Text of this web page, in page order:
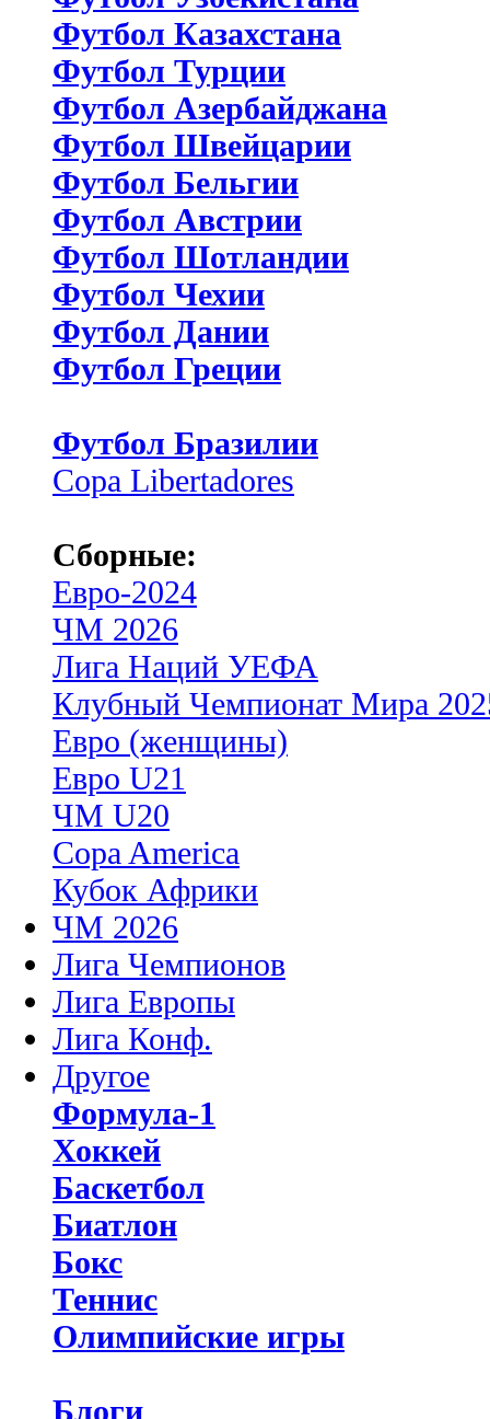
Футбол Казахстана
Футбол Турции
Футбол Азербайджана
Футбол Швейцарии
Футбол Бельгии
Футбол Австрии
Футбол Шотландии
Футбол Чехии
Футбол Дании
Футбол Греции
Футбол Бразилии
Copa Libertadores
Сборные:
Евро-2024
ЧМ 2026
Лига Наций УЕФА
Клубный Чемпионат Мира
Евро (женщины)
Евро U21
ЧМ U20
Copa America
Кубок Африки
ЧМ 2026
Лига Чемпионов
Лига Европы
Лига Конф.
Другое
Формула-1
Хоккей
Баскетбол
Биатлон
Бокс
Теннис
Олимпийские игры
Блоги